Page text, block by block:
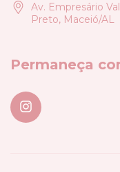
Av. Empresário
Preto, Maceió/AL
Permaneça